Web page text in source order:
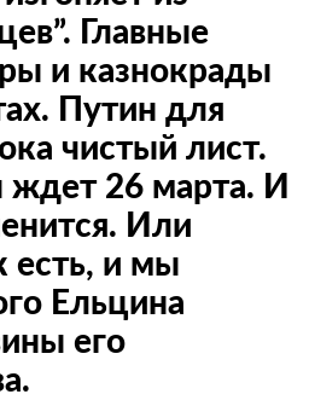
Главные
и казнокрады
Путин для
чистый лист.
ждет 26 марта. И
Или
есть, и мы
Ельцина
его